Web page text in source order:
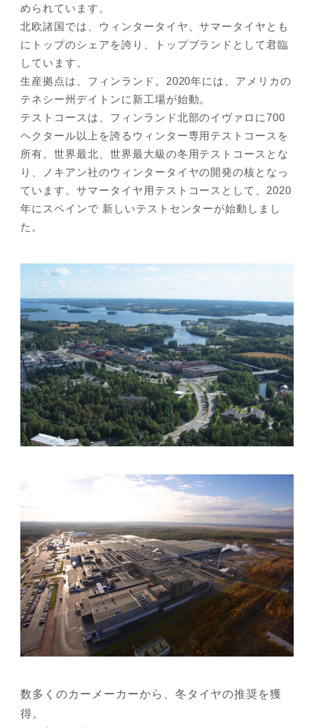
められています。
北欧諸国では、ウィンタータイヤ、サマータイヤとも
にトップのシェアを誇り、トップブランドとして君臨
しています。
生産拠点は、フィンランド。2020年には、アメリカの
テネシー州デイトンに新工場が始動。
テストコースは、フィンランド北部のイヴァロに700
ヘクタール以上を誇るウィンター専用テストコースを
所有。世界最北、世界最大級の冬用テストコースとな
り、ノキアン社のウィンタータイヤの開発の核となっ
ています。サマータイヤ用テストコースとして、2020
年にスペインで 新しいテストセンターが始動しまし
た。
数多くのカーメーカーから、冬タイヤの推奨を獲
得。